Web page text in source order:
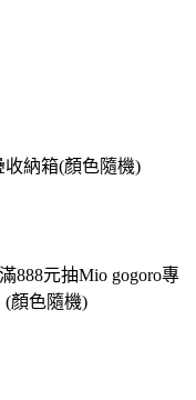
納箱(顏色隨機)
888元抽Mio gogoro專
(顏色隨機)